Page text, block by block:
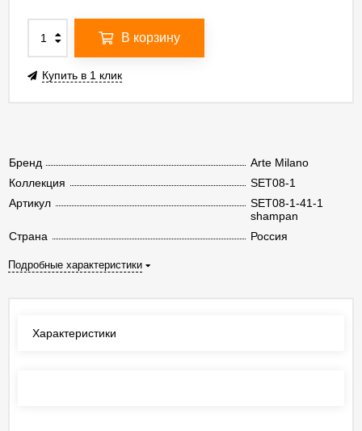
Бренд
Arte Milano
Коллекция
SET08-1
Артикул
SET08-1-41-1
shampan
Страна
Россия
Подробные характеристики
В корзину
Купить в 1 клик
Характеристики